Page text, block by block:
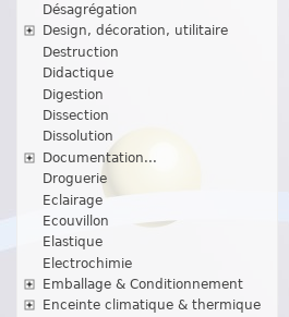
Désagrégation
Design, décoration, utilitaire
Destruction
Didactique
Digestion
Dissection
Dissolution
Documentation...
Droguerie
Eclairage
Ecouvillon
Elastique
Electrochimie
Emballage & Conditionnement
Enceinte climatique & thermique